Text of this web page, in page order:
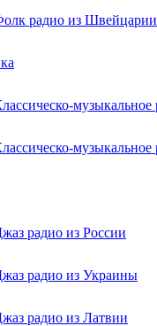
радио из Швейцарии
музыкальное
радио из России
радио из Украины
радио из Латвии